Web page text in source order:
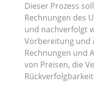
Dieser Prozess
Rechnungen des
und nachverfolgt
Vorbereitung und
Rechnungen und
von Preisen, die